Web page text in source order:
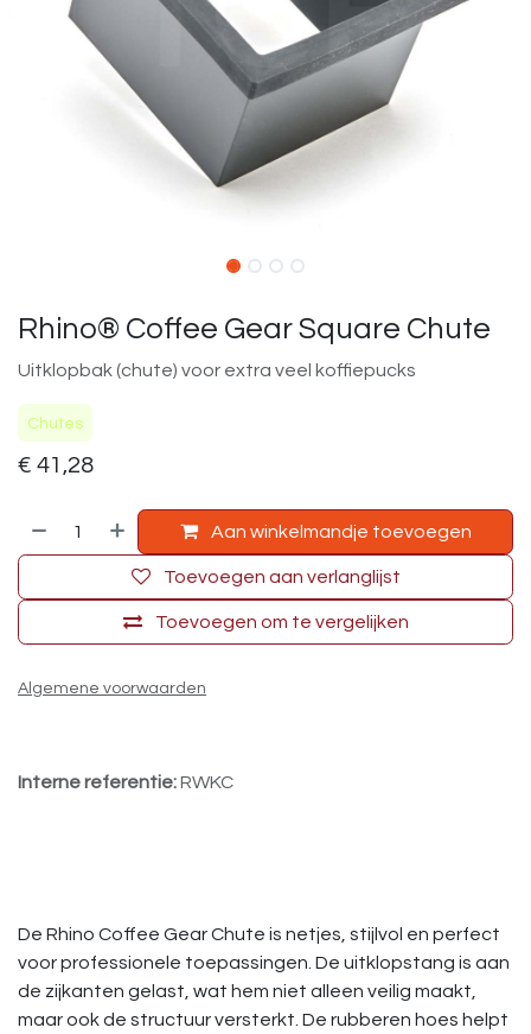
Rhino® Coffee Gear Square Chute
Uitklopbak (chute) voor extra veel koffiepucks
Chutes
€ 41,28
Aan winkelmandje toevoegen
Toevoegen om te vergelijken
Toevoegen aan verlanglijst
Algemene voorwaarden
Interne referentie:RWKC
De Rhino Coffee Gear Chute is netjes, stijlvol en perfect
voor professionele toepassingen. De uitklopstang is aan
de zijkanten gelast, wat hem niet alleen veilig maakt,
maar ook de structuur versterkt. De rubberen hoes helpt